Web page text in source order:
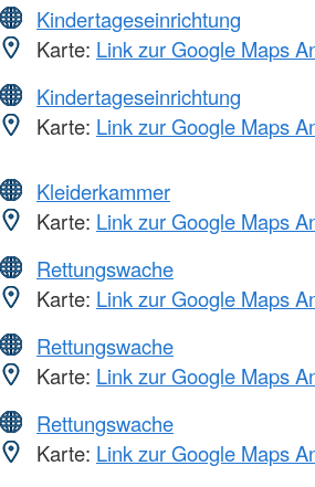
Kindertageseinrichtung
Karte: Link zur Google Maps
Kindertageseinrichtung
Karte: Link zur Google Maps
Kleiderkammer
Karte: Link zur Google Maps
Rettungswache
Karte: Link zur Google Maps
Rettungswache
Karte: Link zur Google Maps
Rettungswache
Karte: Link zur Google Maps